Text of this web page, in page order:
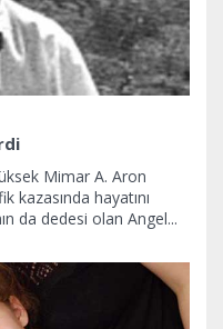
Mimar A. Aron
kazasında hayatını
da dedesi olan Angel...